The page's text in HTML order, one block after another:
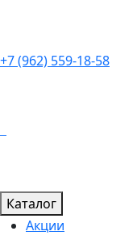
+7 (962) 559-18-58
Каталог
Акции